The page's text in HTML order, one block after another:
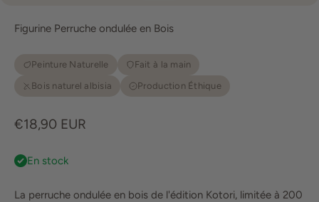
Figurine Perruche ondulée en Bois
Peinture Naturelle
Fait à la main
Bois naturel albisia
Production Éthique
Prix de vente
€18,90 EUR
En stock
La perruche ondulée en bois de l'édition Kotori, limitée à 200